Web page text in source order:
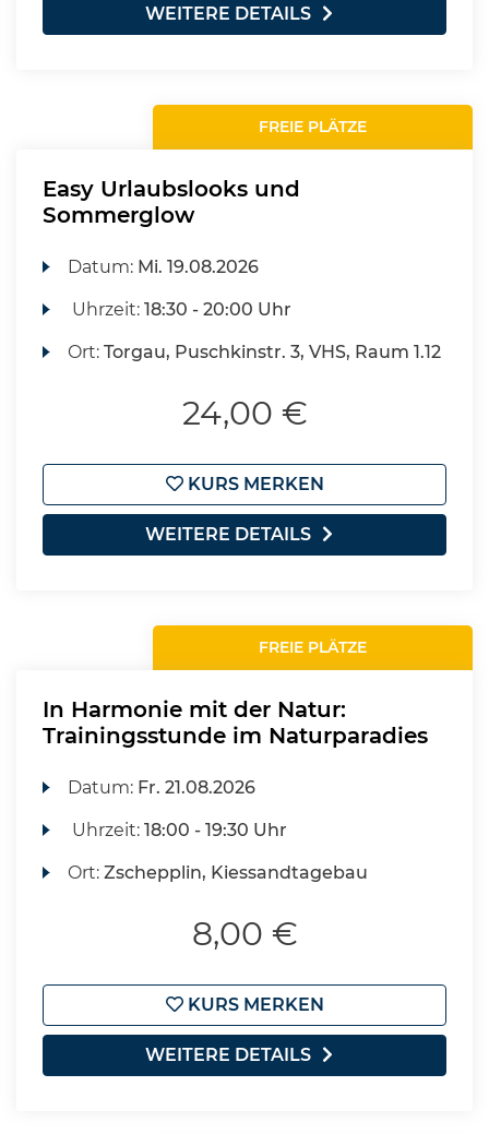
WEITERE DETAILS
FREIE PLÄTZE
Easy Urlaubslooks und
Sommerglow
Datum: Mi. 19.08.2026
Uhrzeit:18:30 - 20:00 Uhr
Ort:Torgau, Puschkinstr. 3, VHS, Raum 1.12
24,00 €
KURS MERKEN
WEITERE DETAILS
FREIE PLÄTZE
In Harmonie mit der Natur:
Trainingsstunde im Naturparadies
Datum: Fr. 21.08.2026
Uhrzeit:18:00 - 19:30 Uhr
Ort:Zschepplin, Kiessandtagebau
8,00 €
KURS MERKEN
WEITERE DETAILS